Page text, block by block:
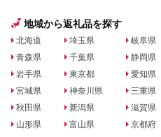
地域から返礼品を探す
北海道
青森県
岩手県
宮城県
秋田県
山形県
埼玉県
千葉県
東京都
神奈川県
新潟県
富山県
岐阜県
静岡県
愛知県
三重県
滋賀県
京都府